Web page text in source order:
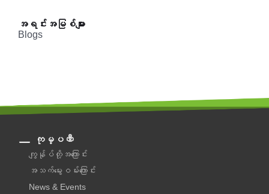
အရင်းအမြစ်များ
Blogs
ကုမ္ပဏီ
ကျွန်ုပ်တို့အကြောင်း
အသက်မွေးဝမ်းကြောင်း
News & Events